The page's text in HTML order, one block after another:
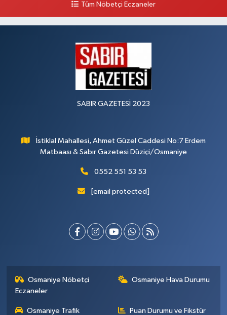
Tüm Nöbetçi Eczaneler
SABIR GAZETESİ 2023
İstiklal Mahallesi, Ahmet Güzel Caddesi No:7 Erdem
Matbaası & Sabır Gazetesi Düziçi/Osmaniye
0552 551 53 53
[email protected]
Osmaniye Nöbetçi
Eczaneler
Osmaniye Hava Durumu
Osmaniye Trafik Puan Durumu ve Fikstür